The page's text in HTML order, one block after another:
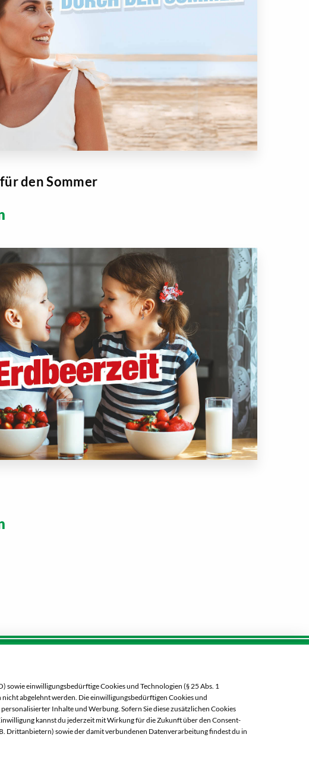
den Sommer
Mo:
07:00 – 20:00 Uhr
Di:
07:00 – 20:00 Uhr
Mi:
07:00 – 20:00 Uhr
Do:
07:00 – 21:00 Uhr
sowie einwilligungsbedürftige Cookies und Technologien (§ 25 Abs. 1
abgelehnt werden. Die einwilligungsbedürftigen Cookies und
Inhalte und Werbung. Sofern Sie diese zusätzlichen Cookies
kannst du jederzeit mit Wirkung für die Zukunft über den Consent-
Drittanbietern) sowie der damit verbundenen Datenverarbeitung findest du in